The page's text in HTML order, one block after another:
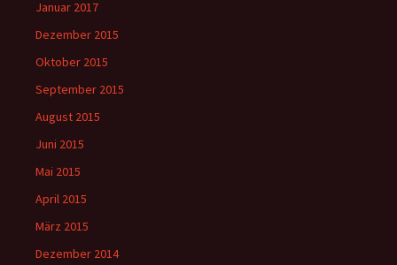
Januar 2017
Dezember 2015
Oktober 2015
September 2015
August 2015
Juni 2015
Mai 2015
April 2015
März 2015
Dezember 2014